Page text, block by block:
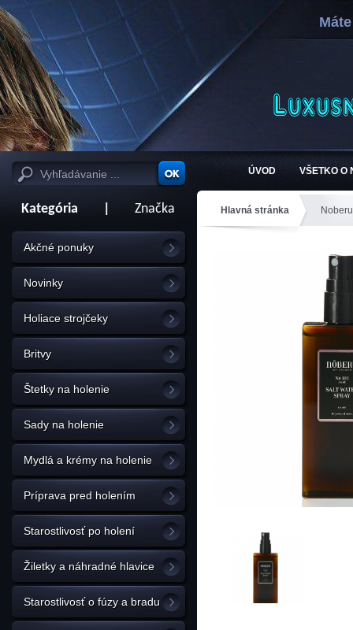
ÚVOD VŠETKO O
Kategória Značka
Akčné ponuky
Novinky
Holiace strojčeky
Britvy
Štetky na holenie
Sady na holenie
Mydlá a krémy na holenie
Príprava pred holením
Starostlivosť po holení
Žiletky a náhradné hlavice
Starostlivosť o fúzy a bradu
Hlavná stránka Noberu